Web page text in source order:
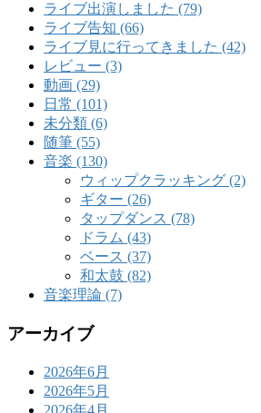
ライブ出演しました (79)
ライブ告知 (66)
ライブ見に行ってきました (42)
レビュー (3)
動画 (29)
日常 (101)
未分類 (6)
随筆 (55)
音楽 (130)
ウィップクラッキング (2)
ギター (26)
タップダンス (78)
ドラム (43)
ベース (37)
和太鼓 (82)
音楽理論 (7)
アーカイブ
2026年6月
2026年5月
2026年4月